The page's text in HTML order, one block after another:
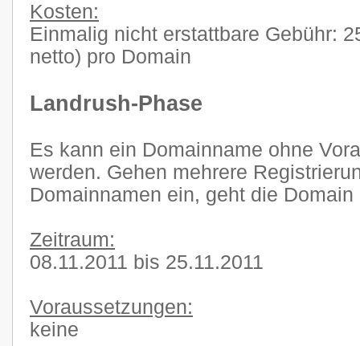
Kosten:
Einmalig nicht erstattbare Gebühr:
netto) pro Domain
Landrush-Phase
Es kann ein Domainname ohne
werden. Gehen mehrere
Domainnamen ein, geht die
Zeitraum:
08.11.2011 bis 25.11.2011
Voraussetzungen:
keine